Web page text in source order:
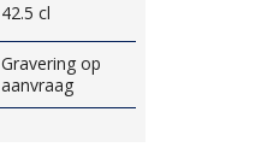
42.5 cl
Gravering op
aanvraag